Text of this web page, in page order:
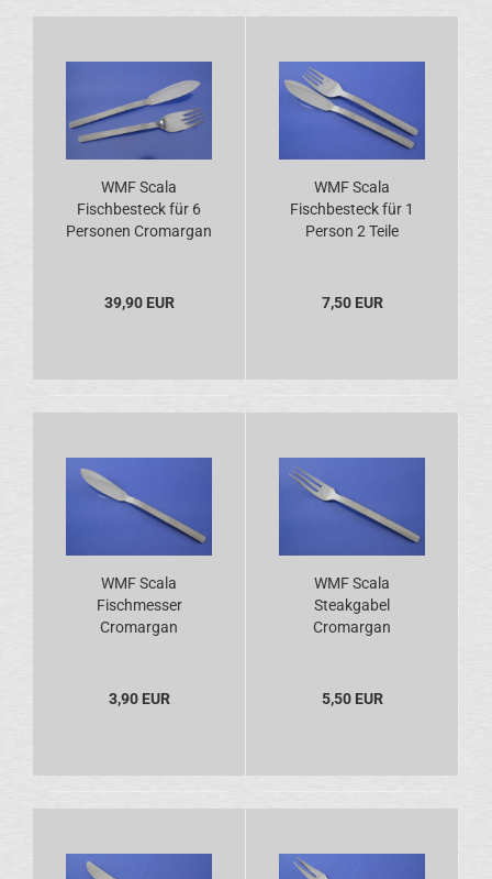
WMF Scala
Fischbesteck für 6
Personen Cromargan
39,90 EUR
WMF Scala
Fischbesteck für 1
Person 2 Teile
7,50 EUR
WMF Scala
Fischmesser
Cromargan
3,90 EUR
WMF Scala
Steakgabel
Cromargan
5,50 EUR